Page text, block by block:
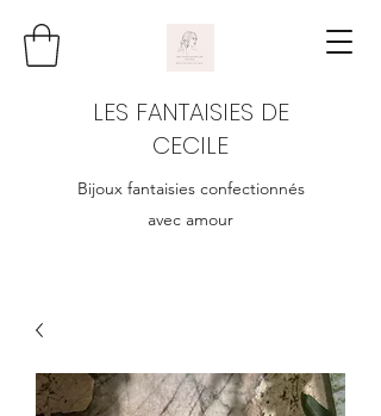
LES FANTAISIES DE
CECILE
Bijoux fantaisies confectionnés
avec amour